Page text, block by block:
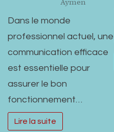
Dans le monde
professionnel actuel, une
communication efficace
est essentielle pour
assurer le bon
fonctionnement…
Lire la suite